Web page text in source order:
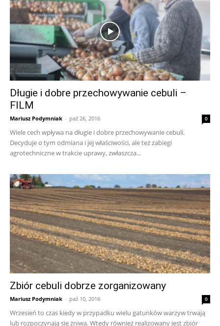
Długie i dobre przechowywanie cebuli –
FILM
Mariusz Podymniak - paź 26, 2016 0
Wiele cech wpływa na długie i dobre przechowywanie cebuli.
Decyduje o tym odmiana i jej właściwości, ale też zabiegi
agrotechniczne w trakcie uprawy, zwłaszcza...
Zbiór cebuli dobrze zorganizowany
Mariusz Podymniak - paź 10, 2016 0
Wrzesień to czas kiedy w przypadku wielu gatunków warzyw trwają
lub rozpoczynają się żniwa. Wtedy również realizowany jest zbiór